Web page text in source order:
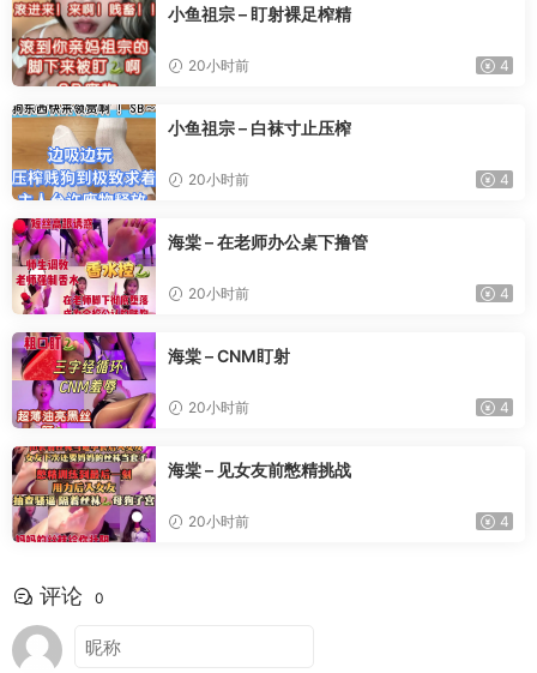
小鱼祖宗 – 盯射裸足榨精
20小时前 4
小鱼祖宗 – 白袜寸止压榨
20小时前 4
海棠 – 在老师办公桌下撸管
20小时前 4
海棠 – CNM盯射
20小时前 4
海棠 – 见女友前憋精挑战
20小时前 4
评论 0